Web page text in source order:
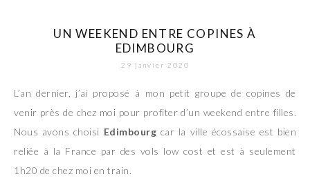
UN WEEKEND ENTRE COPINES À
EDIMBOURG
29 janvier 2020
L’an dernier, j’ai proposé à mon petit groupe de copines de
venir près de chez moi pour profiter d’un weekend entre filles.
Nous avons choisi Edimbourg car la ville écossaise est bien
reliée à la France par des vols low cost et est à seulement
1h20 de chez moi en train.